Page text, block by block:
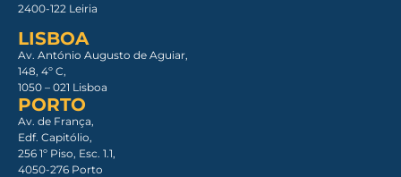
2400-122 Leiria
LISBOA
Av. António Augusto de Aguiar,
148, 4º C,
1050 – 021 Lisboa​
PORTO
Av. de França,
Edf. Capitólio,
256 1º Piso, Esc. 1.1,
4050-276 Porto